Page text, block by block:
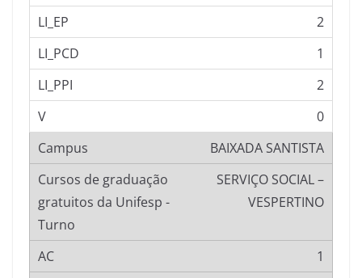
2
1
2
0
BAIXADA SANTISTA
SERVIÇO SOCIAL –
VESPERTINO
1